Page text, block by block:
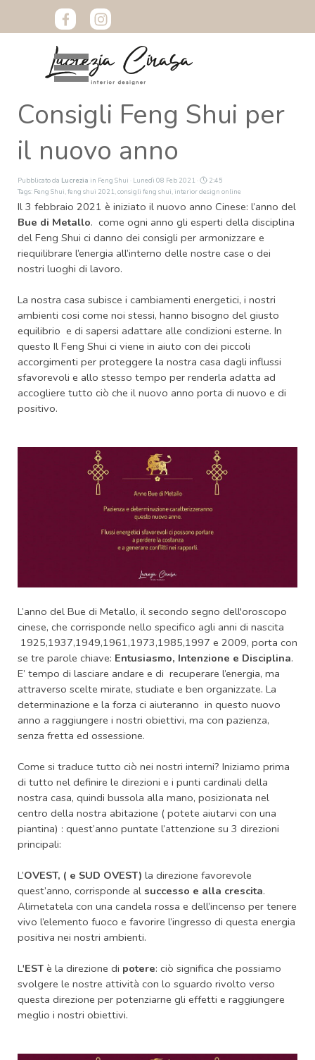
Consigli Feng Shui per
il nuovo anno
Pubblicato da Lucrezia in Feng Shui · Lunedì 08 Feb 2021 ·
2:45
Tags: Feng Shui,feng shui 2021,consigli feng shui, interior design online
Il 3 febbraio 2021 è iniziato il nuovo anno Cinese: l’anno del
Bue di Metallo. come ogni anno gli esperti della disciplina
del Feng Shui ci danno dei consigli per armonizzare e
riequilibrare l’energia all’interno delle nostre case o dei
nostri luoghi di lavoro.
La nostra casa subisce i cambiamenti energetici, i nostri
ambienti cosi come noi stessi, hanno bisogno del giusto
equilibrio e di sapersi adattare alle condizioni esterne. In
questo Il Feng Shui ci viene in aiuto con dei piccoli
accorgimenti per proteggere la nostra casa dagli influssi
sfavorevoli e allo stesso tempo per renderla adatta ad
accogliere tutto ciò che il nuovo anno porta di nuovo e di
positivo.
L’anno del Bue di Metallo, il secondo segno dell'oroscopo
cinese, che corrisponde nello specifico agli anni di nascita
1925,1937,1949,1961,1973,1985,1997 e 2009, porta con
se tre parole chiave: Entusiasmo, Intenzione e Disciplina.
E’ tempo di lasciare andare e di recuperare l’energia, ma
attraverso scelte mirate, studiate e ben organizzate. La
determinazione e la forza ci aiuteranno in questo nuovo
anno a raggiungere i nostri obiettivi, ma con pazienza,
senza fretta ed ossessione.
Come si traduce tutto ciò nei nostri interni? Iniziamo prima
di tutto nel definire le direzioni e i punti cardinali della
nostra casa, quindi bussola alla mano, posizionata nel
centro della nostra abitazione ( potete aiutarvi con una
piantina) : quest’anno puntate l’attenzione su 3 direzioni
principali:
L’OVEST, ( e SUD OVEST) la direzione favorevole
quest’anno, corrisponde al successo e alla crescita.
Alimetatela con una candela rossa e dell’incenso per tenere
vivo l’elemento fuoco e favorire l’ingresso di questa energia
positiva nei nostri ambienti.
L'EST è la direzione di potere: ciò significa che possiamo
svolgere le nostre attività con lo sguardo rivolto verso
questa direzione per potenziarne gli effetti e raggiungere
meglio i nostri obiettivi.